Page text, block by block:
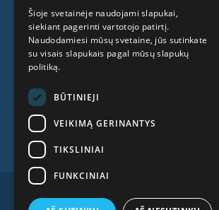
Kas mes esame
Specialistai
Kainos
Kontaktai
Copyright 2026, iVF Riga.
LITHUANIAN
Šioje svetainėje naudojami slapukai,
siekiant pagerinti vartotojo patirtį.
Naudodamiesi mūsų svetaine, jūs sutinkate
su visais slapukais pagal mūsų slapukų
politiką.
BŪTINIEJI
VEIKIMĄ GERINANTYS
TIKSLINIAI
FUNKCINIAI